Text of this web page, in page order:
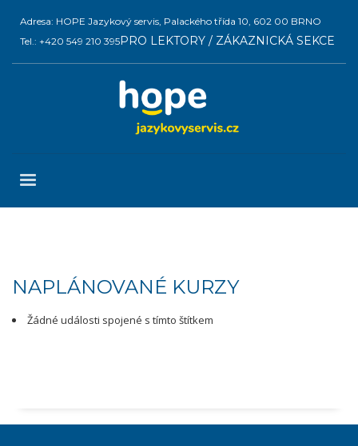
Adresa: HOPE Jazykový servis, Palackého třída 10, 602 00 BRNO
Tel.: +420 549 210 395PRO LEKTORY / ZÁKAZNICKÁ SEKCE
NAPLÁNOVANÉ KURZY
Žádné události spojené s tímto štítkem